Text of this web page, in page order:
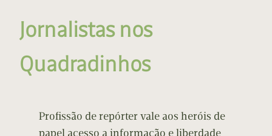
Jornalistas nos
Quadradinhos
Profissão de repórter vale aos heróis de
papel acesso a informação e liberdade